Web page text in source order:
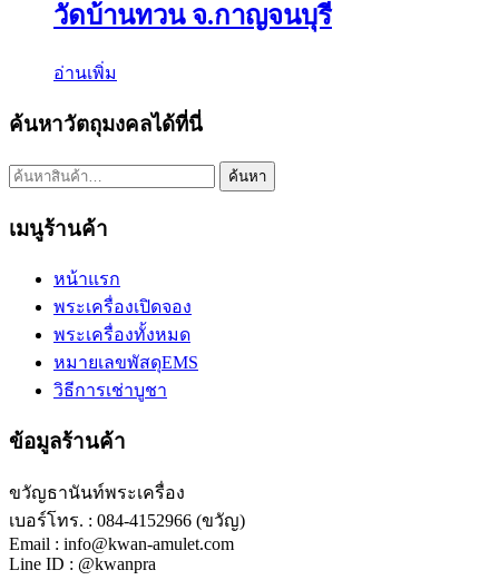
วัดบ้านทวน จ.กาญจนบุรี
อ่านเพิ่ม
ค้นหาวัตถุมงคลได้ที่นี่
ค้นหา: ค้นหา
เมนูร้านค้า
หน้าแรก
พระเครื่องเปิดจอง
พระเครื่องทั้งหมด
หมายเลขพัสดุEMS
วิธีการเช่าบูชา
ข้อมูลร้านค้า
ขวัญธานันท์พระเครื่อง
เบอร์โทร. : 084-4152966 (ขวัญ)
Email : info@kwan-amulet.com
Line ID : @kwanpra